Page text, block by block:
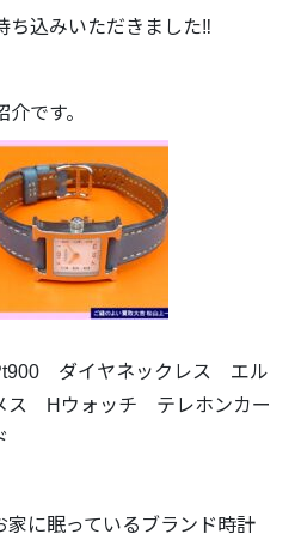
ち込みいただきました‼️
です。
ダイヤネックレス エル
ス Hウォッチ テレホンカー
家に眠っているブランド時計